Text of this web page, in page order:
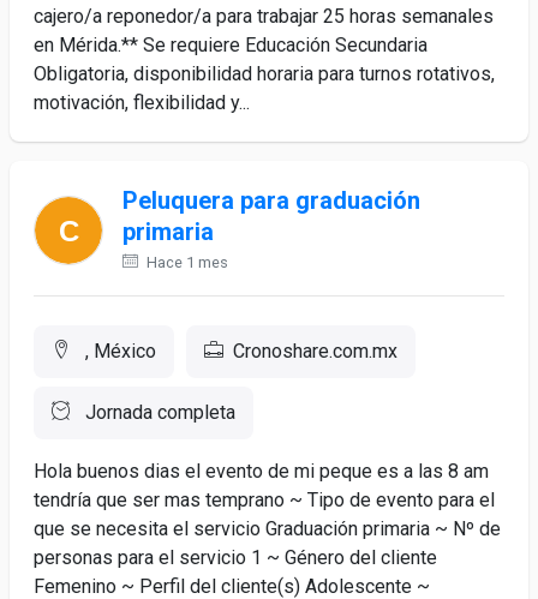
cajero/a reponedor/a para trabajar 25 horas semanales
en Mérida.** Se requiere Educación Secundaria
Obligatoria, disponibilidad horaria para turnos rotativos,
motivación, flexibilidad y...
Peluquera para graduación
primaria
Hace 1 mes
, México Cronoshare.com.mx
Jornada completa
Hola buenos dias el evento de mi peque es a las 8 am
tendría que ser mas temprano ~ Tipo de evento para el
que se necesita el servicio Graduación primaria ~ Nº de
personas para el servicio 1 ~ Género del cliente
Femenino ~ Perfil del cliente(s) Adolescente ~